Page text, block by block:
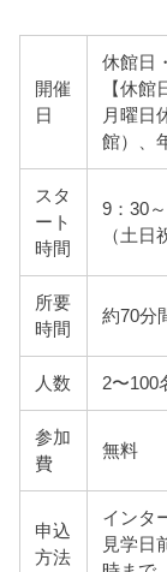
開催
日
休館日
【休館
月曜日
館）、
スタ
ート
時間
9：30
（土日
所要
時間
約70分
人数 2〜100
参加
費
無料
申込
方法
インタ
見学日